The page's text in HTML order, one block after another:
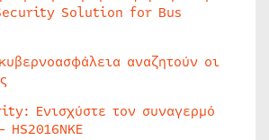
Solution for Bus
αναζητούν οι
Ενισχύστε τον συναγερμό